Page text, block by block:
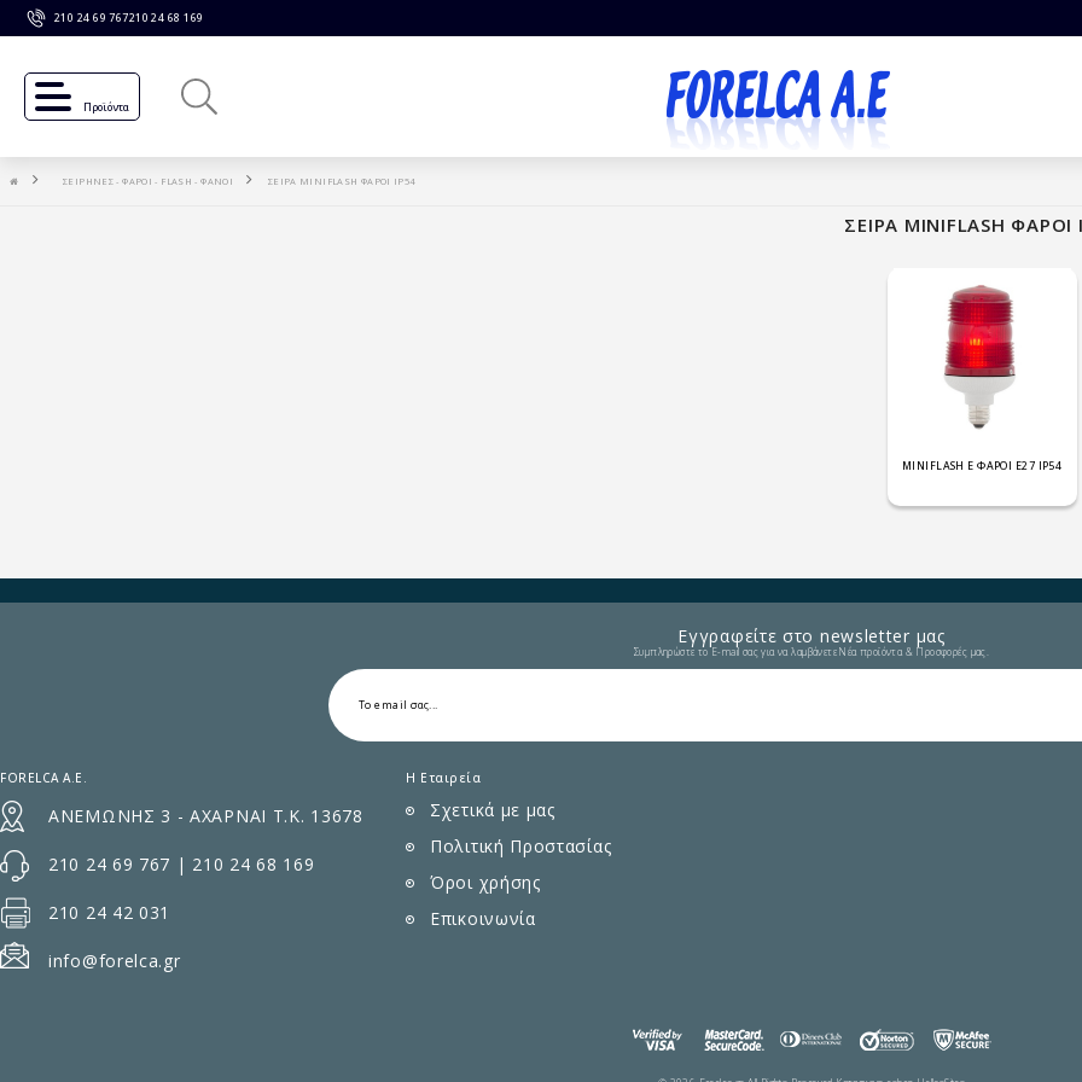
210 24 69 767210 24 68 169
Προϊόντα
ΣΕΙΡΗΝΕΣ - ΦΑΡΟΙ - FLASH - ΦΑΝΟΙ ΣΕΙΡΑ MINIFLASH ΦΑΡΟΙ IP54
MINIFLASH E ΦΑΡΟΙ Ε27 IP54
ΣΕΙΡΑ MINIFLASH ΦΑΡΟΙ
Εγγραφείτε στο newsletter μας
Συμπληρώστε το E-mail σας για να λαμβάνετε Νέα προϊόντα & Προσφορές μας.
FORELCA A.E.
ΑΝΕΜΩΝΗΣ 3 - ΑΧΑΡΝΑΙ Τ.Κ. 13678
210 24 69 767 | 210 24 68 169
210 24 42 031
info@forelca.gr
Η Εταιρεία
Σχετικά με μας
Πολιτική Προστασίας
Όροι χρήσης
Επικοινωνία